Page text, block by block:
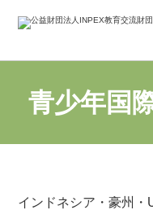
財団概要
青少年国
インドネシア・豪州・